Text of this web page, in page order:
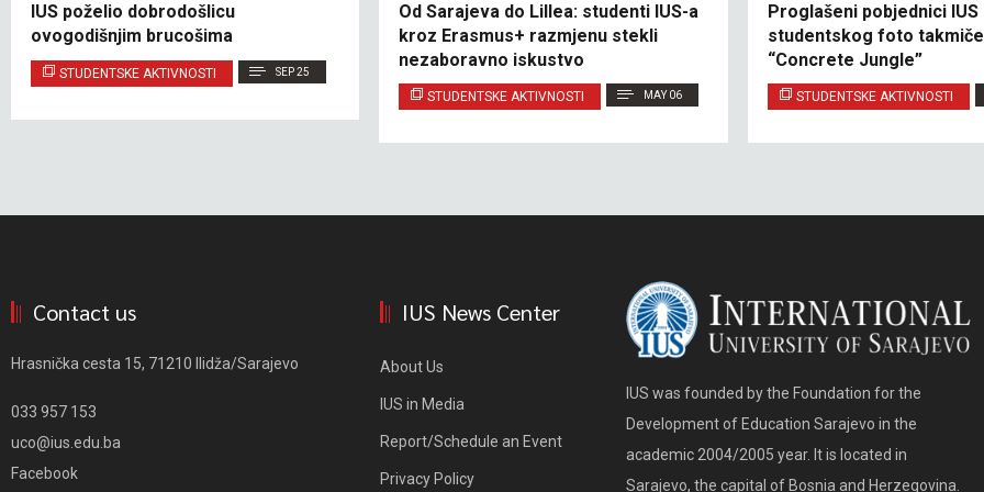
IUS poželio dobrodošlicu
ovogodišnjim brucošima
STUDENTSKE AKTIVNOSTI SEP 25
Od Sarajeva do Lillea: studenti IUS-a
kroz Erasmus+ razmjenu stekli
nezaboravno iskustvo
STUDENTSKE AKTIVNOSTI MAY 06
Proglašeni pobjednici IUS
studentskog foto
“Concrete Jungle”
STUDENTSKE AKTIVNOSTI
Contact us
Hrasnička cesta 15, 71210 Ilidža/Sarajevo
033 957 153
uco@ius.edu.ba
Facebook
IUS News Center
About Us
IUS in Media
Report/Schedule an Event
Privacy Policy
IUS was founded by the Foundation for the
Development of Education Sarajevo in the
academic 2004/2005 year. It is located in
Sarajevo, the capital of Bosnia and Herzegovina.